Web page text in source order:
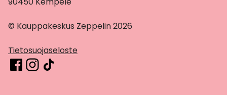
© Kauppakeskus Zeppelin 2026
Tietosuojaseloste